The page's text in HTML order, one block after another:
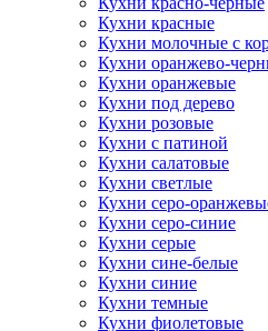
Кухни красные
Кухни молочные с
Кухни оранжево-
Кухни оранжевые
Кухни под дерево
Кухни розовые
Кухни с патиной
Кухни салатовые
Кухни светлые
Кухни серо-
Кухни серо-синие
Кухни серые
Кухни сине-белые
Кухни синие
Кухни темные
Кухни фиолетовые